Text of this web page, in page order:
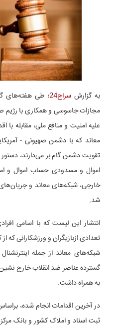
به گزارش سراج24
؛ طی هفته‌های
مجازات جاسوسی و همکاری با
علیه امنیت و منافع ملی، مقابله
معاند که با دشمن صهیونی -
تقویت دشمن گام بر می‌دارند،
اموال و مسدودی حساب اموال و
خارجی، شبکه‌های معاند و
شد.
انتشار این لیست که با اسامی
تعدادی ازبازیگران و ورزشکارانی که
شبکه‌های معاند از جمله
گسترده عناصر ضد انقلاب خارج نشین
به همراه داشت.
در آخرین اقدامات انجام شده،
ثبت اسناد و املاک کشور و بانک